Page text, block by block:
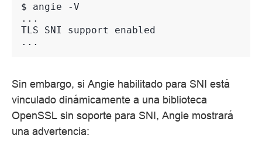
$ angie
...
TLS SNI support enabled
...
Sin embargo, si Angie habilitado para SNI está
vinculado dinámicamente a una biblioteca
OpenSSL sin soporte para SNI, Angie mostrará
una advertencia: